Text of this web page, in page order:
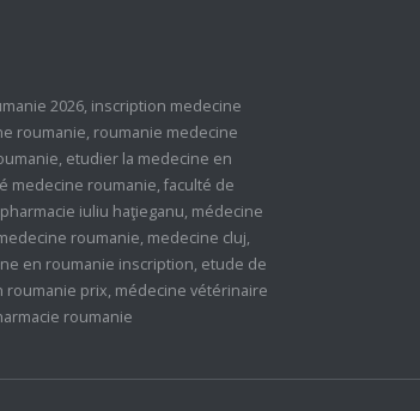
2026, inscription medecine
roumanie, roumanie medecine
, etudier la medecine en
medecine roumanie, faculté de
iuliu haţieganu, médecine
roumanie, medecine cluj,
en roumanie inscription, etude de
roumanie prix, médecine vétérinaire
roumanie